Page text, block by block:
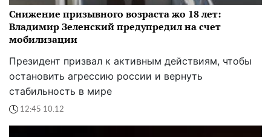
Снижение призывного возраста жо 18 лет:
Владимир Зеленский предупредил на счет
мобилизации
Президент призвал к активным действиям, чтобы
остановить агрессию россии и вернуть
стабильность в мире
12:45 10.12